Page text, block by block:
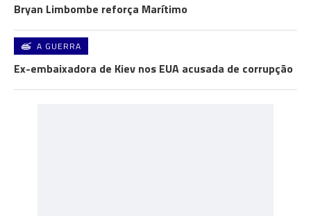
Bryan Limbombe reforça Marítimo
A GUERRA
Ex-embaixadora de Kiev nos EUA acusada de corrupção